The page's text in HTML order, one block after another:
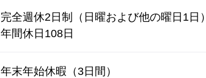
完全週休2日制（日曜および他の曜日1日）
年間休日108日
年末年始休暇（3日間）